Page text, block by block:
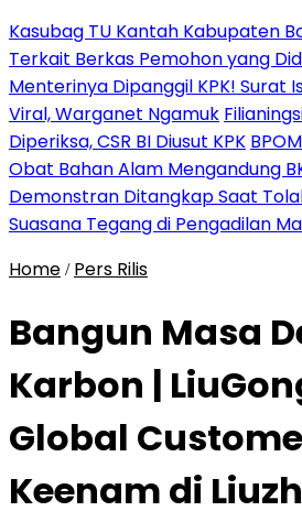
Kasubag TU Kantah Kabupaten
Terkait Berkas Pemohon yang
Menterinya Dipanggil KPK! Surat
Viral, Warganet Ngamuk
Diperiksa, CSR BI Diusut KPK
Obat Bahan Alam Mengandung
Demonstran Ditangkap Saat
Suasana Tegang di Pengadilan
Home / Pers Rilis
Bangun Masa
Karbon |
Global
Keenam di